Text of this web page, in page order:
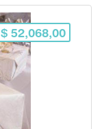
$ 52,068,00